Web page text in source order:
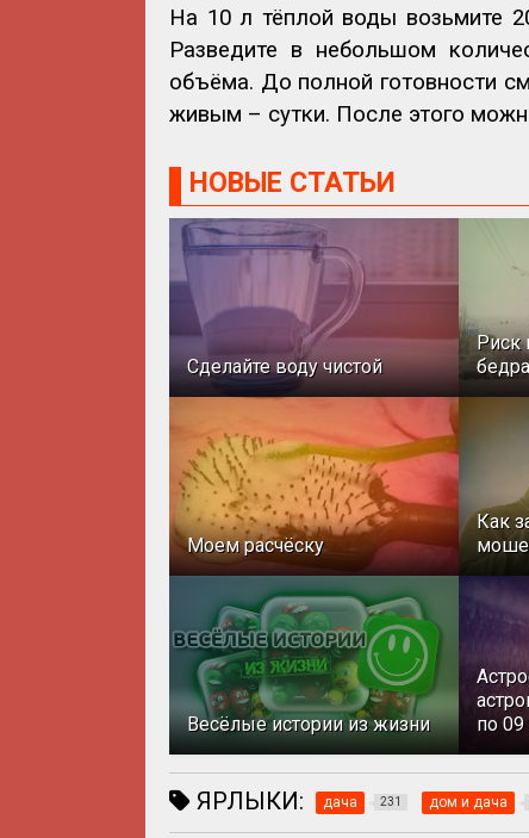
На 10 л тёплой воды возьмите
Разведите в небольшом
объёма. До полной готовности
живым – сутки. После этого
НОВЫЕ СТАТЬИ
Сделайте воду чистой
Риск
бедра
Моем расчёску
Как
Весёлые истории из жизни
по 09
ЯРЛЫКИ: дача 231 дом и дача